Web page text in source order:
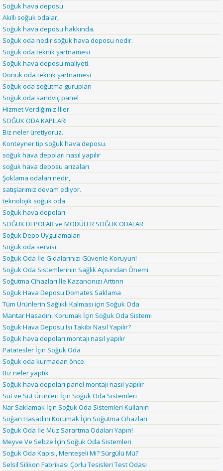
Soğuk hava deposu
Akıllı soğuk odalar,
Soğuk hava deposu hakkında.
Soğuk oda nedir soğuk hava deposu nedir.
Soğuk oda teknik şartnamesi
Soğuk hava deposu maliyeti.
Donuk oda teknik şartnamesi
Soğuk oda soğutma gurupları
Soğuk oda sandviç panel
Hizmet Verdiğimiz İller
SOĞUK ODA KAPILARI
Biz neler üretiyoruz.
Konteyner tip soğuk hava deposu.
soğuk hava depoları nasıl yapılır
soğuk hava deposu arızaları
Şoklama odaları nedir,
satışlarımız devam ediyor.
teknolojik soğuk oda
Soğuk hava depoları
SOĞUK DEPOLAR ve MODÜLER SOĞUK ODALAR
Soğuk Depo Uygulamaları
Soğuk oda servisi.
Soğuk Oda İle Gıdalarınızı Güvenle Koruyun!
Soğuk Oda Sistemlerinin Sağlık Açısından Önemi
Soğutma Cihazları İle Kazancınızı Arttırın
Soğuk Hava Deposu Domates Saklama
Tüm Ürünlerin Sağlıklı Kalması için Soğuk Oda
Mantar Hasadını Korumak İçin Soğuk Oda Sistemi
Soğuk Hava Deposu Isı Takibi Nasıl Yapılır?
Soğuk hava depoları montajı nasıl yapılır
Patatesler İçin Soğuk Oda
Soğuk oda kurmadan önce
Biz neler yaptık
Soğuk hava depoları panel montajı nasıl yapılır
Süt ve Süt Ürünleri İçin Soğuk Oda Sistemleri
Nar Saklamak İçin Soğuk Oda Sistemleri Kullanın
Soğan Hasadını Korumak İçin Soğutma Cihazları
Soğuk Oda İle Muz Sarartma Odaları Yapın!
Meyve Ve Sebze İçin Soğuk Oda Sistemleri
Soğuk Oda Kapısı, Menteşeli Mi? Sürgülü Mü?
Selsil Silikon Fabrikası Çorlu Tesisleri Test Odası